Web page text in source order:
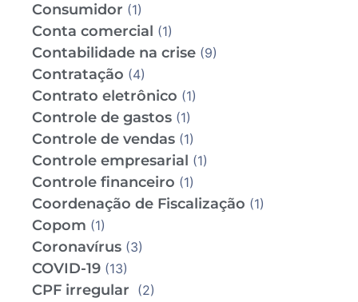
Consumidor (1)
Conta comercial (1)
Contabilidade na crise (9)
Contratação (4)
Contrato eletrônico (1)
Controle de gastos (1)
Controle de vendas (1)
Controle empresarial (1)
Controle financeiro (1)
Coordenação de Fiscalização (1)
Copom (1)
Coronavírus (3)
COVID-19 (13)
CPF irregular (2)